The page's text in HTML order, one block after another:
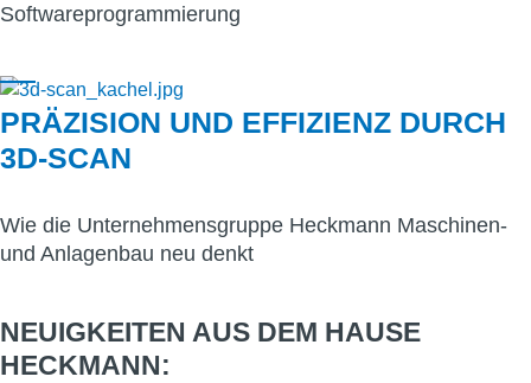
Softwareprogrammierung
PRÄZISION UND EFFIZIENZ DURCH
3D-SCAN
Wie die Unternehmensgruppe Heckmann Maschinen-
und Anlagenbau neu denkt
NEUIGKEITEN AUS DEM HAUSE
HECKMANN: